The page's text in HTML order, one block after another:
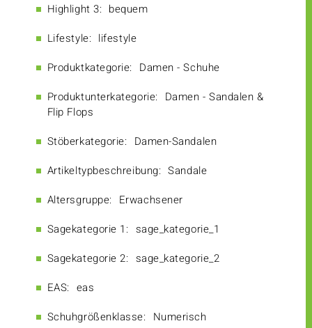
Highlight 3: bequem
Lifestyle: lifestyle
Produktkategorie: Damen - Schuhe
Produktunterkategorie: Damen - Sandalen &
Flip Flops
Stöberkategorie: Damen-Sandalen
Artikeltypbeschreibung: Sandale
Altersgruppe: Erwachsener
Sagekategorie 1: sage_kategorie_1
Sagekategorie 2: sage_kategorie_2
EAS: eas
Schuhgrößenklasse: Numerisch